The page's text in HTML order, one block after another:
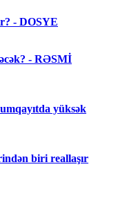
- DOSYE
- RƏSMİ
yüksək
biri reallaşır